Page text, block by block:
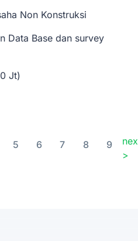
Non Konstruksi
Data Base dan survey
Jt)
5 6 7 8 9
>